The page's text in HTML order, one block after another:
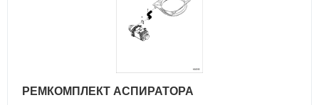
РЕМКОМПЛЕКТ АСПИРАТОРА